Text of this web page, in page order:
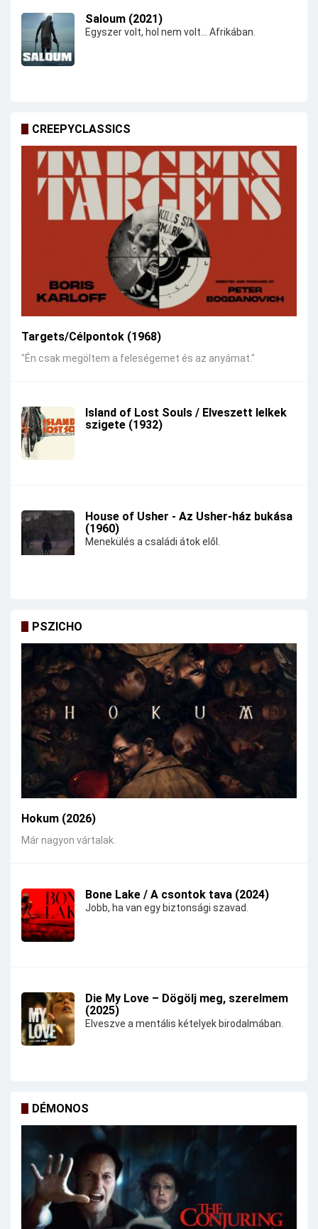
Saloum (2021)
Egyszer volt, hol nem volt... Afrikában.
CREEPYCLASSICS
Targets/Célpontok (1968)
"Én csak megöltem a feleségemet és az anyámat."
Island of Lost Souls / Elveszett lelkek
szigete (1932)
House of Usher - Az Usher-ház bukása
(1960)
Menekülés a családi átok elől.
PSZICHO
Hokum (2026)
Már nagyon vártalak.
Bone Lake / A csontok tava (2024)
Jobb, ha van egy biztonsági szavad.
Die My Love – Dögölj meg, szerelmem
(2025)
Elveszve a mentális kételyek birodalmában.
DÉMONOS